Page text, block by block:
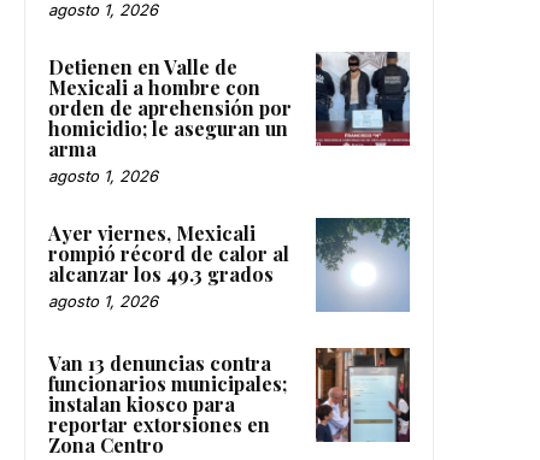
agosto 1, 2026
Detienen en Valle de
Mexicali a hombre con
orden de aprehensión por
homicidio; le aseguran un
arma
agosto 1, 2026
Ayer viernes, Mexicali
rompió récord de calor al
alcanzar los 49.3 grados
agosto 1, 2026
Van 13 denuncias contra
funcionarios municipales;
instalan kiosco para
reportar extorsiones en
Zona Centro